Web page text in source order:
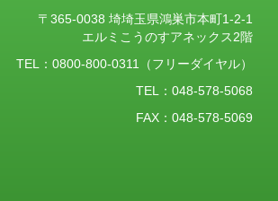
〒365-0038 埼埼玉県鴻巣市本町1-2-1
エルミこうのすアネックス2階
TEL： 0800-800-0311
（フリーダイヤル）
TEL：048-578-5068
FAX：048-578-5069